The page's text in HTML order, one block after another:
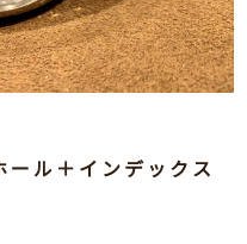
ル＋インデックス